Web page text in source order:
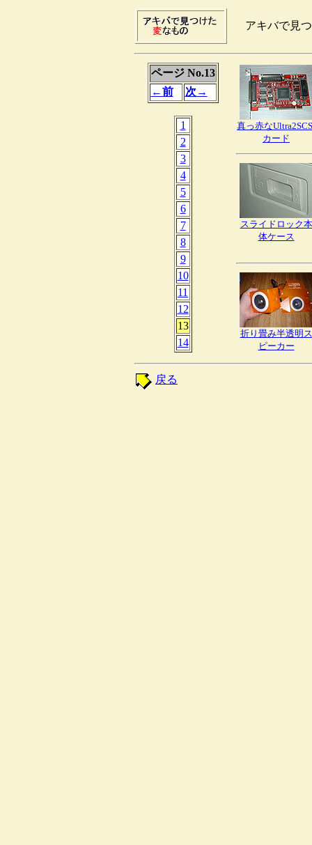
アキバで見つ
ページ No.13
←前
次→
1
2
3
4
5
6
7
8
9
10
11
12
13
14
真っ赤な
カード
スライドロック本
体ケース
折り畳み半透明ス
ピーカー
戻る